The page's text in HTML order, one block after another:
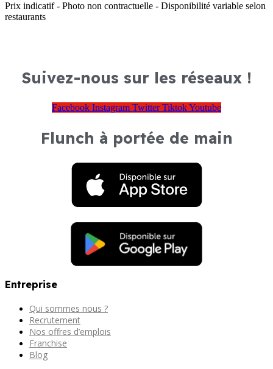
Prix indicatif - Photo non contractuelle - Disponibilité variable selon
restaurants
Suivez-nous sur les réseaux !
Facebook Instagram Twitter TiktokYoutube
Flunch à portée de main
Entreprise
Qui sommes nous ?
Recrutement
Nos offres d’emplois
Franchise
Blog